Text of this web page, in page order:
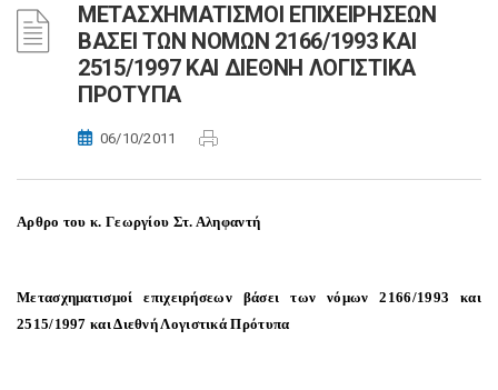
ΜΕΤΑΣΧΗΜΑΤΙΣΜΟΙ ΕΠΙΧΕΙΡΗΣΕΩΝ
ΒΑΣΕΙ ΤΩΝ ΝΟΜΩΝ 2166/1993 ΚΑΙ
2515/1997 ΚΑΙ ΔΙΕΘΝΗ ΛΟΓΙΣΤΙΚΑ
ΠΡΟΤΥΠΑ
06/10/2011
Αρθρο του κ. Γεωργίου Στ. Αληφαντή
Μετασχηματισμοί επιχειρήσεων βάσει των νόμων 2166/1993 και
2515/1997 και Διεθνή Λογιστικά Πρότυπα